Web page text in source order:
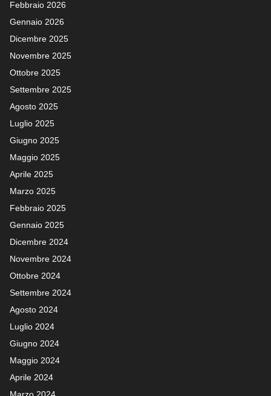
Febbraio 2026
Gennaio 2026
Dicembre 2025
Novembre 2025
Ottobre 2025
Settembre 2025
Agosto 2025
Luglio 2025
Giugno 2025
Maggio 2025
Aprile 2025
Marzo 2025
Febbraio 2025
Gennaio 2025
Dicembre 2024
Novembre 2024
Ottobre 2024
Settembre 2024
Agosto 2024
Luglio 2024
Giugno 2024
Maggio 2024
Aprile 2024